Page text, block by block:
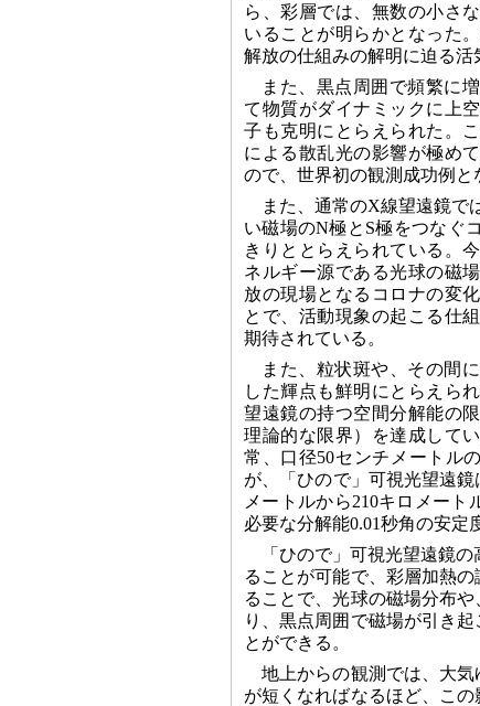
ら、彩層では、無数の小さ
いることが明らかとなった
解放の仕組みの解明に迫る活
また、黒点周囲で頻繁に
て物質がダイナミックに上
子も克明にとらえられた。
による散乱光の影響が極め
ので、世界初の観測成功例と
また、通常のX線望遠鏡で
い磁場のN極とS極をつなぐ
きりととらえられている。
ネルギー源である光球の磁
放の現場となるコロナの変
とで、活動現象の起こる仕
期待されている。
また、粒状斑や、その間
した輝点も鮮明にとらえら
望遠鏡の持つ空間分解能の
理論的な限界）を達成して
常、口径50センチメートル
が、「ひので」可視光望遠
メートルから210キロメー
必要な分解能0.01秒角の安定
「ひので」可視光望遠鏡
ることが可能で、彩層加熱
ることで、光球の磁場分布
り、黒点周囲で磁場が引き
とができる。
地上からの観測では、大
が短くなればなるほど、こ